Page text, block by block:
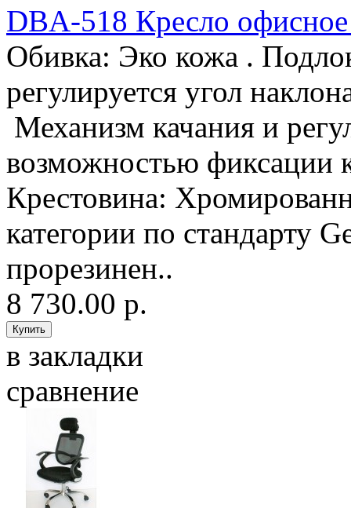
DBA-518 Кресло
Обивка: Эко кожа .
регулируется угол
Механизм качания и
возможностью фиксации
Крестовина:
категории по стандарту
прорезинен..
8 730.00 р.
в закладки
сравнение